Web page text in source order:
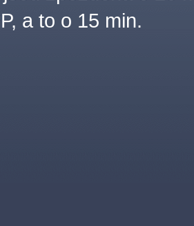
a to o 15 min.